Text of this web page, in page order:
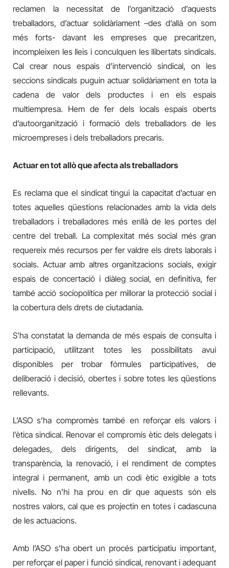
reclamen la necessitat de l’organització d’aquests
treballadors, d’actuar solidàriament –des d’allà on som
més forts- davant les empreses que precaritzen,
incompleixen les lleis i conculquen les llibertats sindicals.
Cal crear nous espais d’intervenció sindical, on les
seccions sindicals puguin actuar solidàriament en tota la
cadena de valor dels productes i en els espais
multiempresa. Hem de fer dels locals espais oberts
d’autoorganització i formació dels treballadors de les
microempreses i dels treballadors precaris.
Actuar en tot allò que afecta als treballadors
Es reclama que el sindicat tingui la capacitat d’actuar en
totes aquelles qüestions relacionades amb la vida dels
treballadors i treballadores més enllà de les portes del
centre del treball. La complexitat més social més gran
requereix més recursos per fer valdre els drets laborals i
socials. Actuar amb altres organitzacions socials, exigir
espais de concertació i diàleg social, en definitiva, fer
també acció sociopolítica per millorar la protecció social i
la cobertura dels drets de ciutadania.
S’ha constatat la demanda de més espais de consulta i
participació, utilitzant totes les possibilitats avui
disponibles per trobar fórmules participatives, de
deliberació i decisió, obertes i sobre totes les qüestions
rellevants.
L’ASO s’ha compromès també en reforçar els valors i
l’ètica sindical. Renovar el compromís ètic dels delegats i
delegades, dels dirigents, del sindicat, amb la
transparència, la renovació, i el rendiment de comptes
integral i permanent, amb un codi ètic exigible a tots
nivells. No n’hi ha prou en dir que aquests són els
nostres valors, cal que es projectin en totes i cadascuna
de les actuacions.
Amb l’ASO s’ha obert un procés participatiu important,
per reforçar el paper i funció sindical, renovant i adequant